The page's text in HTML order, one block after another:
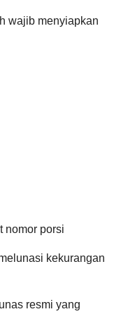
wajib menyiapkan
nomor porsi
kekurangan
resmi yang